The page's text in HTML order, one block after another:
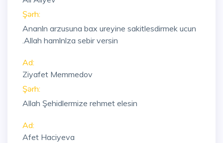
Şərh:
Ananln arzusuna bax ureyine sakitlesdirmek ucun
.Allah hamlnlza sebir versin
Ad:
Ziyafet Memmedov
Şərh:
Allah Şehidlermize rehmet elesin
Ad:
Afet Haciyeva